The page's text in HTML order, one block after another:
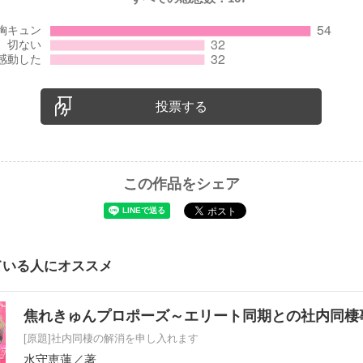
投票する
この作品をシェア
る人にオススメ
焦れきゅんプロポーズ～エリート同期との社内同棲
[原題]社内同棲の解消を申し入れます
水守恵蓮／著